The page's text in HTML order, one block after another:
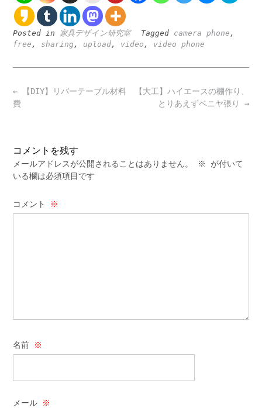
Posted in 家具デザイン研究室 Tagged camera phone ,
free , sharing , upload, video , video phone
Post
navigation
【大工】ハイエースの棚作り、
とりあえずベニヤ張り →
← 【DIY】リバーテーブル材料
費
コメントを残す
メールアドレスが公開されることはありません。 ※
が付いて
いる欄は必須項目です
コメント ※
名前 ※
メール ※